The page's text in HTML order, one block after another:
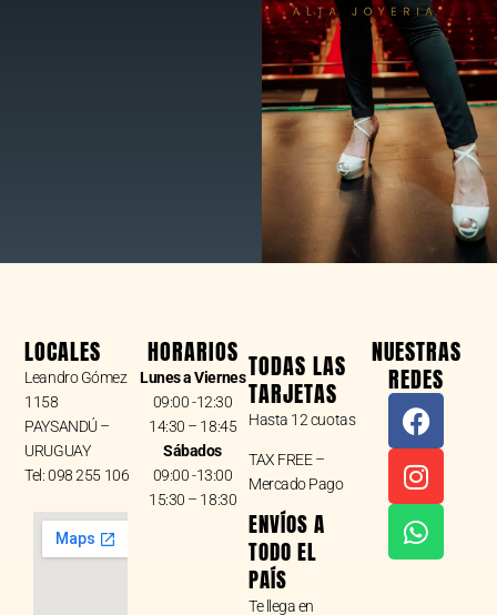
LOCALES
Leandro Gómez
1158
PAYSANDÚ –
URUGUAY
Tel: 098 255 106
HORARIOS
Lunes a Viernes
09:00 -12:30
14:30 – 18:45
Sábados
09:00 -13:00
15:30 – 18:30
TODAS LAS
TARJETAS
Hasta 12 cuotas
TAX FREE –
Mercado Pago
ENVÍOS A
TODO EL
PAÍS
Te llega en
NUESTRAS
REDES
F
a
c
e
b
o
I
n
s
t
a
g
W
h
a
t
s
a